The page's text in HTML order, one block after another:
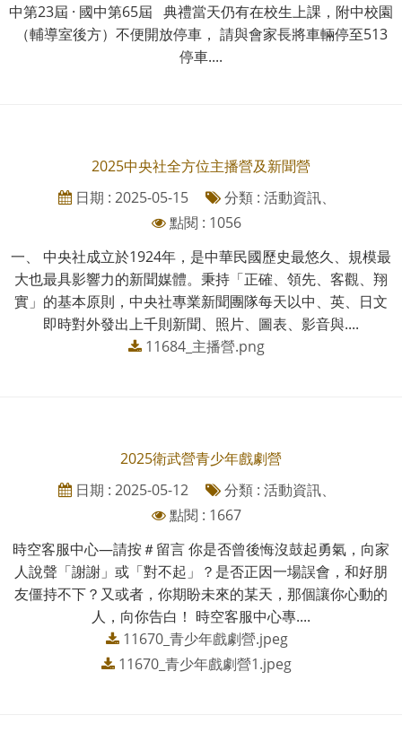
中第23屆 · 國中第65屆 典禮當天仍有在校生上課，附中校園
（輔導室後方）不便開放停車， 請與會家長將車輛停至513
停車....
2025中央社全方位主播營及新聞營
日期 : 2025-05-15
分類 : 活動資訊、
點閱 : 1056
一、 中央社成立於1924年，是中華民國歷史最悠久、規模最
大也最具影響力的新聞媒體。秉持「正確、領先、客觀、翔
實」的基本原則，中央社專業新聞團隊每天以中、英、日文
即時對外發出上千則新聞、照片、圖表、影音與....
11684_主播營.png
2025衛武營青少年戲劇營
日期 : 2025-05-12
分類 : 活動資訊、
點閱 : 1667
時空客服中心—請按＃留言 你是否曾後悔沒鼓起勇氣，向家
人說聲「謝謝」或「對不起」？是否正因一場誤會，和好朋
友僵持不下？又或者，你期盼未來的某天，那個讓你心動的
人，向你告白！ 時空客服中心專....
11670_青少年戲劇營.jpeg
11670_青少年戲劇營1.jpeg